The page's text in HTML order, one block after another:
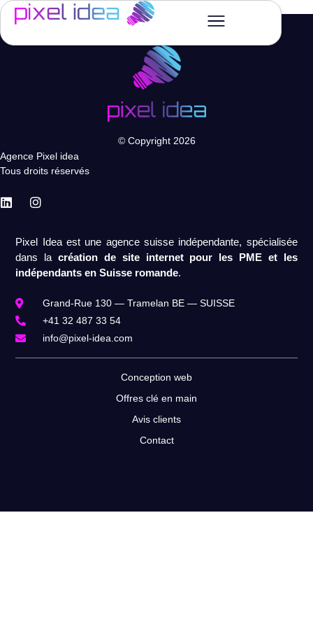
© Copyright 2026
Agence Pixel idea
Tous droits réservés
Pixel Idea est une agence suisse indépendante, spécialisée
dans lacréation de site internet pour les PME et les
indépendants en Suisse romande.
Grand-Rue 130 — Tramelan BE — SUISSE
+41 32 487 33 54
info@pixel-idea.com
Conception web
Offres clé en main
Avis clients
Contact